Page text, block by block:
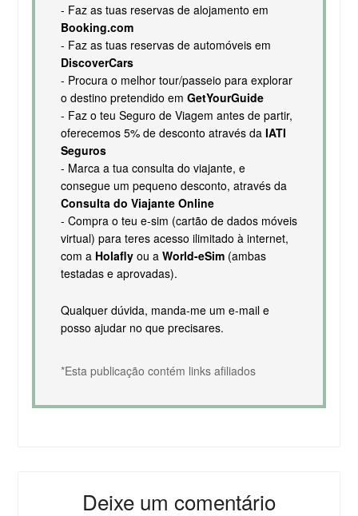
- Faz as tuas reservas de alojamento em
Booking.com
- Faz as tuas reservas de automóveis em
DiscoverCars
- Procura o melhor tour/passeio para explorar
o destino pretendido em GetYourGuide
- Faz o teu Seguro de Viagem antes de partir,
oferecemos 5% de desconto através da IATI
Seguros
- Marca a tua consulta do viajante, e
consegue um pequeno desconto, através da
Consulta do Viajante Online
- Compra o teu e-sim (cartão de dados móveis
virtual) para teres acesso ilimitado à internet,
com a Holaflyou a World-eSim(ambas
testadas e aprovadas).
Qualquer dúvida, manda-me um e-mail e
posso ajudar no que precisares.
*Esta publicação contém links afiliados
Deixe um comentário